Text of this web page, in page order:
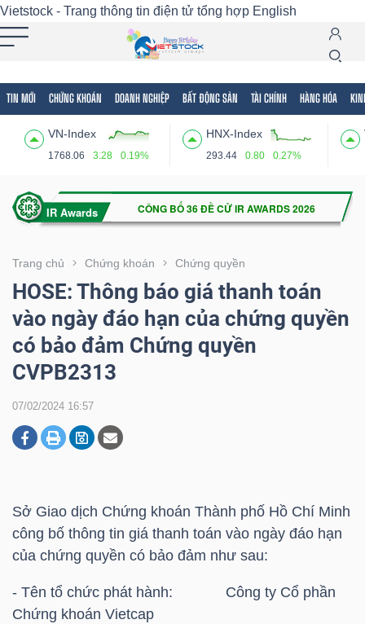
Vietstock - Trang thông tin điện tử tổng hợp English
TIN MỚI CHỨNG KHOÁN DOANH NGHIỆP BẤT ĐỘNG SẢN TÀI CHÍNH HÀNG HÓA
VN-Index
1768.06 3.28 0.19%
HNX-Index
293.44 0.80 0.27%
Trang chủ Chứng khoán Chứng quyền
HOSE: Thông báo giá thanh toán
vào ngày đáo hạn của chứng quyền
có bảo đảm Chứng quyền
CVPB2313
07/02/2024 16:57
Sở Giao dịch Chứng khoán Thành phố Hồ Chí Minh
công bố thông tin giá thanh toán vào ngày đáo hạn
của chứng quyền có bảo đảm như sau:
- Tên tổ chức phát hành: Công ty Cổ phần
Chứng khoán Vietcap
Tất cả Tính năng Ngành Mã chứng khoán
Tính
(-)
VIETSTOCK
CHỨNG
KHOÁN
NGHIỆP
BẤT
ĐỘNG
SẢN